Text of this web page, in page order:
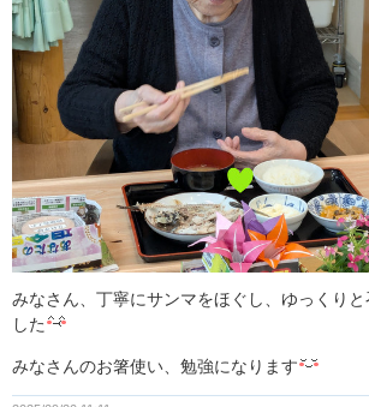
みなさん、丁寧にサンマをほぐし、ゆっくり
した
みなさんのお箸使い、勉強になります